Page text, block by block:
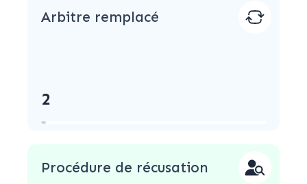
Arbitre remplacé
2
Procédure de récusation